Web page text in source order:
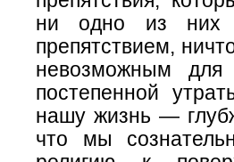
ни одно из них
препятствием,
невозможным
постепенной
нашу жизнь —
что мы